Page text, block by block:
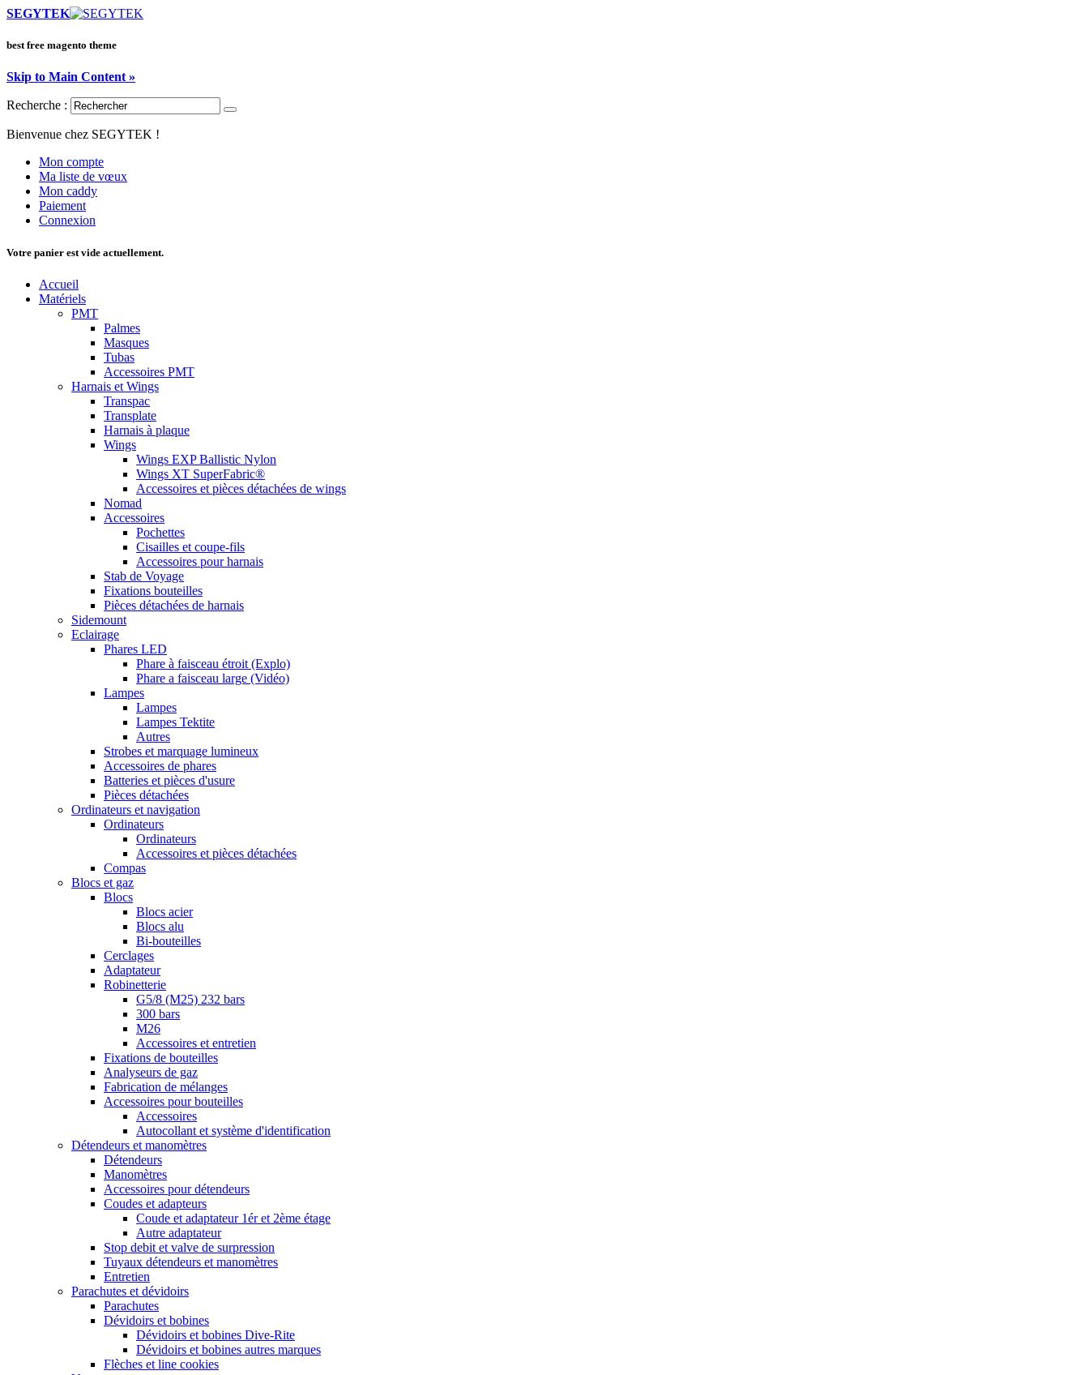
SEGYTEK
best free magento theme
Skip to Main Content »
Recherche :
Bienvenue chez SEGYTEK !
Mon compte
Ma liste de vœux
Mon caddy
Paiement
Connexion
Votre panier est vide actuellement.
Accueil
Matériels
PMT
Palmes
Masques
Tubas
Accessoires PMT
Harnais et Wings
Transpac
Transplate
Harnais à plaque
Wings
Wings EXP Ballistic Nylon
Wings XT SuperFabric®
Accessoires et pièces détachées de wings
Nomad
Accessoires
Pochettes
Cisailles et coupe-fils
Accessoires pour harnais
Stab de Voyage
Fixations bouteilles
Pièces détachées de harnais
Sidemount
Eclairage
Phares LED
Phare à faisceau étroit (Explo)
Phare a faisceau large (Vidéo)
Lampes
Lampes
Lampes Tektite
Autres
Strobes et marquage lumineux
Accessoires de phares
Batteries et pièces d'usure
Pièces détachées
Ordinateurs et navigation
Ordinateurs
Ordinateurs
Accessoires et pièces détachées
Compas
Blocs et gaz
Blocs
Blocs acier
Blocs alu
Bi-bouteilles
Cerclages
Adaptateur
Robinetterie
G5/8 (M25) 232 bars
300 bars
M26
Accessoires et entretien
Fixations de bouteilles
Analyseurs de gaz
Fabrication de mélanges
Accessoires pour bouteilles
Accessoires
Autocollant et système d'identification
Détendeurs et manomètres
Détendeurs
Manomètres
Accessoires pour détendeurs
Coudes et adapteurs
Coude et adaptateur 1ér et 2ème étage
Autre adaptateur
Stop debit et valve de surpression
Tuyaux détendeurs et manomètres
Entretien
Parachutes et dévidoirs
Parachutes
Dévidoirs et bobines
Dévidoirs et bobines Dive-Rite
Dévidoirs et bobines autres marques
Flèches et line cookies